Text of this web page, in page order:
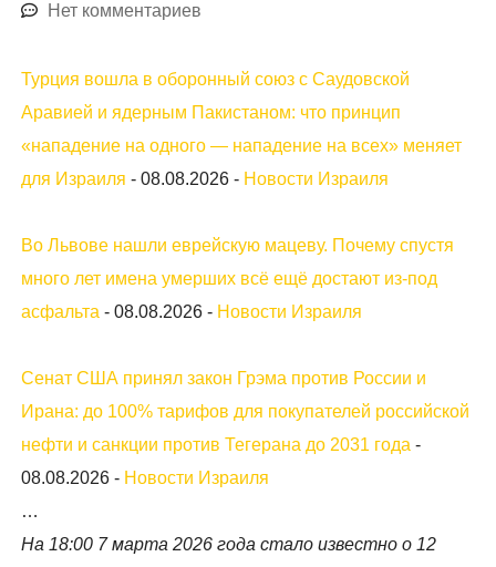
Нет комментариев
Турция вошла в оборонный союз с Саудовской
Аравией и ядерным Пакистаном: что принцип
«нападение на одного — нападение на всех» меняет
для Израиля -08.08.2026 - Новости Израиля
Во Львове нашли еврейскую мацеву. Почему спустя
много лет имена умерших всё ещё достают из-под
асфальта -08.08.2026 - Новости Израиля
Сенат США принял закон Грэма против России и
Ирана: до 100% тарифов для покупателей российской
нефти и санкции против Тегерана до 2031 года -
08.08.2026 - Новости Израиля
…
На 18:00 7 марта 2026 года стало известно о 12